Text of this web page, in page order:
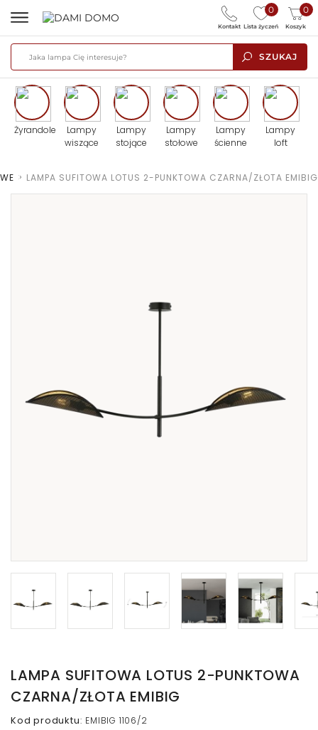
SZUKAJ
0
Lista życzeń
0
Koszyk
Kontakt
Żyrandole
Lampy
wiszące
Lampy
stojące
Lampy
stołowe
Lampy
ścienne
Lampy
loft
> LAMPA SUFITOWA LOTUS 2-PUNKTOWA CZARNA/ZŁOTA EMIBIG
LAMPA SUFITOWA LOTUS 2-PUNKTOWA
CZARNA/ZŁOTA EMIBIG
Kod produktu: EMIBIG 1106/2